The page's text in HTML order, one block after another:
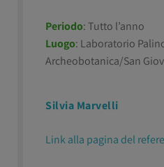
Periodo: Tutto l’anno
Luogo: Laboratorio
Archeobotanica/San
Silvia Marvelli
Link alla pagina del